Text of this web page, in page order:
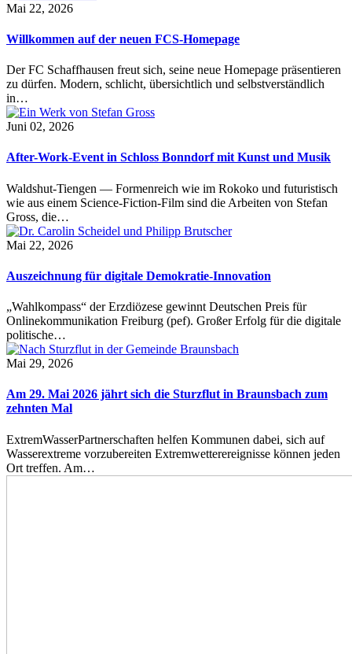
Mai 22, 2026
Willkommen auf der neuen FCS-Homepage
Der FC Schaffhausen freut sich, seine neue Homepage präsentieren
zu dürfen. Modern, schlicht, übersichtlich und selbstverständlich
in…
Juni 02, 2026
After-Work-Event in Schloss Bonndorf mit Kunst und Musik
Waldshut-Tiengen — Formenreich wie im Rokoko und futuristisch
wie aus einem Science-Fiction-Film sind die Arbeiten von Stefan
Gross, die…
Mai 22, 2026
Auszeichnung für digitale Demokratie-Innovation
„Wahlkompass“ der Erzdiözese gewinnt Deutschen Preis für
Onlinekommunikation Freiburg (pef). Großer Erfolg für die digitale
politische…
Mai 29, 2026
Am 29. Mai 2026 jährt sich die Sturzflut in Braunsbach zum
zehnten Mal
ExtremWasserPartnerschaften helfen Kommunen dabei, sich auf
Wasserextreme vorzubereiten Extremwetterereignisse können jeden
Ort treffen. Am…